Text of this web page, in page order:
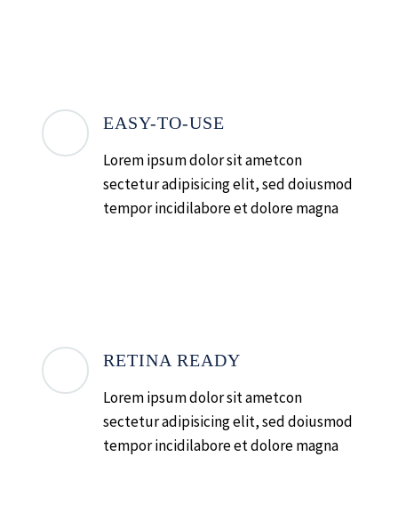
EASY-TO-USE
Lorem ipsum dolor sit ametcon
sectetur adipisicing elit, sed doiusmod
tempor incidilabore et dolore magna
RETINA READY
Lorem ipsum dolor sit ametcon
sectetur adipisicing elit, sed doiusmod
tempor incidilabore et dolore magna